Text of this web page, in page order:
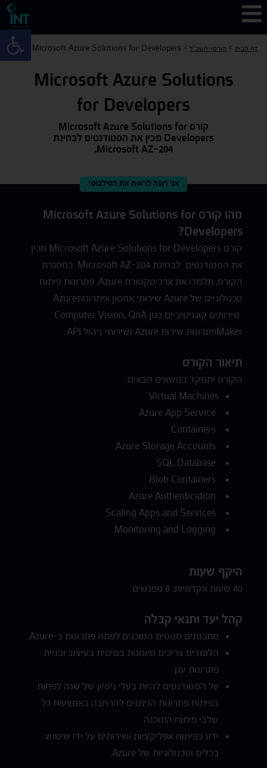
דף הבית > קורסי-חשכ"ל>
Microsoft Azure Solutions for Developers
Microsoft Azure Solutions
for Developers
קורס Microsoft Azure Solutions for
Developers מכין את הסטודנטים לבחינת
Microsoft AZ-204.
אני רוצה לראות את הסילבוס!
מהו קורס Microsoft Azure Solutions for
Developers?
קורס Microsoft Azure Solutions for Developers מכין
את הסטודנטים לבחינת Microsoft AZ-204. במסגרת
הקורס, תלמדו את ארכיטקטורת Azure, פתרונות פיתוח
טכנולוגיים של Azure שירותי אחסון ופתרונותAzure
שירותים קוגניטיביים כגון Computer Vision, QnA
Makerפתרונות שירות Azure ושירותי ניהול API.
תיאור הקורס
הקורס יתמקד בנושאים הבאים:
Virtual Machines
Containers
Azure Storage Accounts
Blob Containers
Scaling Apps and Services
היקף שעות
40 שעות אקדמיות, 8 מפגשים.
קהל יעד ותנאי קבלה
מתכנתים מנוסים המוכנים לפתח פתרונות ב-Azure.
הלומדים צריכים מיומנות בסיסית בעיצוב ובניית
פתרונות ענן.
על הסטודנטים להיות בעלי ניסיון של שנה לפחות
בפיתוח פתרונות הניתנים להרחבה באמצעות כל
שלבי פיתוח התוכנה
ידע בפיתוח אפליקציות ושירותים על ידי שימוש
בכלים וטכנולוגיות של Azure.